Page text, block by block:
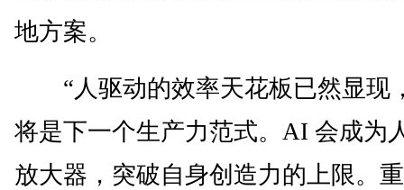
地方案。
“人驱动的效率天花板已然显现
将是下一个生产力范式。AI 会成为
放大器，突破自身创造力的上限。